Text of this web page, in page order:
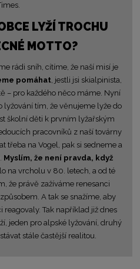
LYŽÍ TROCHU
MOTTO?
rádi sníh, cítíme, že naší misí je
pomáhat , jestli jsi skialpinista,
– pro každého něco máme. Nyní
lyžování tím, že věnujeme lyže do
školní děti k prvním lyžařským
pracovníků z naší továrny
třeba na Vogel, pak si sedneme a
Myslím, že není pravda, když
na vrcholu v 80. letech, a od té
že právě zažíváme renesanci
A tak se snažíme, aby
Tak například již dnes
jeden pro alpské lyžování, druhý
stále častější realitou.